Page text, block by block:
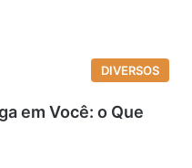
DIVERSOS
em Você: o Que